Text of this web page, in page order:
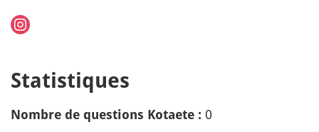
Statistiques
Nombre de questions Kotaete : 0